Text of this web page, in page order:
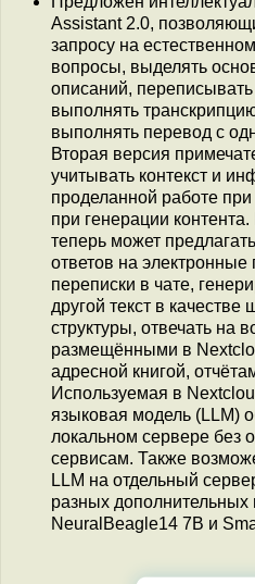
Assistant 2.0,
запросу на
вопросы, выделять
описаний,
выполнять
выполнять перевод с
Вторая версия
учитывать контекст и
проделанной работе
при генерации
теперь может
ответов на электронные
переписки в чате,
другой текст в качестве
структуры, отвечать на
размещёнными в
адресной книгой,
Используемая в
языковая модель (LLM)
локальном сервере без
сервисам. Также
LLM на отдельный
разных дополнительных
NeuralBeagle14 7B и